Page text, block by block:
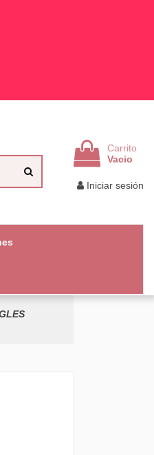
Carrito
Vacio
Iniciar sesión